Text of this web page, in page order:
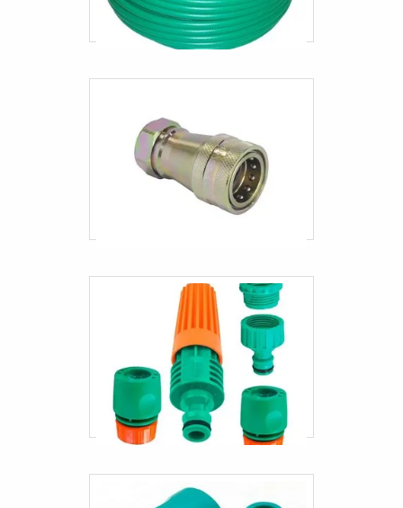
Mangueira para empilhadeira
Mangueiras automotivas de silicone
Mangueiras sanfonadas industriais
Mangueira pneumática pu 8mm
Mangueiras hidráulicas automotivas
Mangueiras industriais para água
Terminais prensados para mangueiras
Mangueira de gas residencial